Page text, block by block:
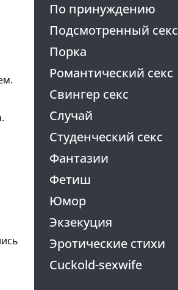
По принуждению
Подсмотренный секс
Порка
Романтический секс
Свингер секс
Случай
Студенческий секс
Фантазии
Фетиш
Юмор
Экзекуция
Эротические стихи
Cuckold-sexwife